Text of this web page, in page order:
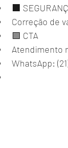
⬛
Correção de
🟪 CTA
Atendimento
WhatsApp: